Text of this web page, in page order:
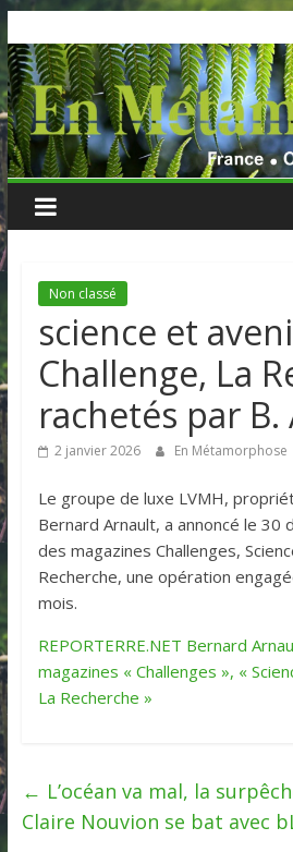
to
content
Non classé
science et
Challenge, La
rachetés par
2 janvier 2026 En Métamorphose
Le groupe de luxe LVMH,
Bernard Arnault, a annoncé le 30
des magazines Challenges,
Recherche, une opération
mois.
REPORTERRE.NET Bernard
magazines « Challenges », «
La Recherche »
← L’océan va mal, la
Claire Nouvion se bat avec